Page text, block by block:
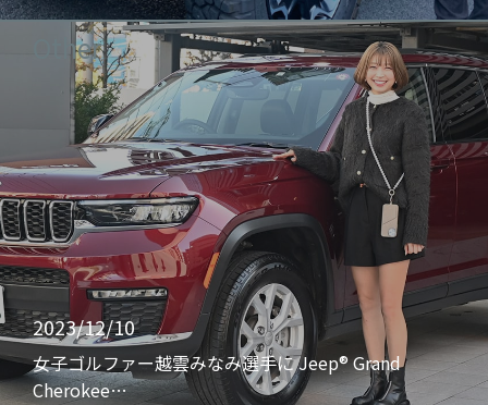
Other
2023/12/10
女子ゴルファー越雲みなみ選手に Jeep® Grand
Cherokee…